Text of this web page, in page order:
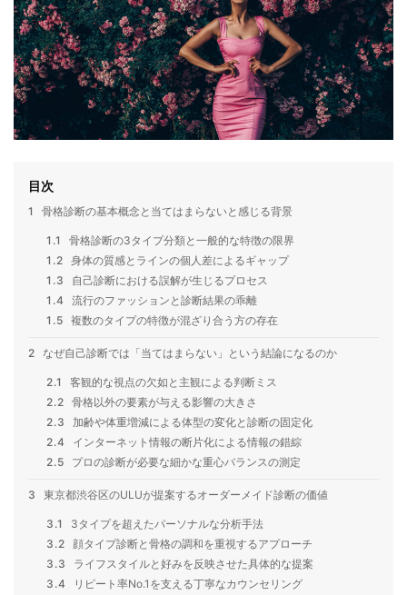
目次
1 骨格診断の基本概念と当てはまらないと感じる背景
1.1
骨格診断の3タイプ分類と一般的な特徴の限界
1.2 身体の質感とラインの個人差によるギャップ
1.3
自己診断における誤解が生じるプロセス
1.4
流行のファッションと診断結果の乖離
1.5 複数のタイプの特徴が混ざり合う方の存在
2 なぜ自己診断では「当てはまらない」という結論になるのか
2.1
客観的な視点の欠如と主観による判断ミス
2.2 骨格以外の要素が与える影響の大きさ
2.3
加齢や体重増減による体型の変化と診断の固定化
2.4
インターネット情報の断片化による情報の錯綜
2.5
プロの診断が必要な細かな重心バランスの測定
3 東京都渋谷区のULUが提案するオーダーメイド診断の価値
3.1
3タイプを超えたパーソナルな分析手法
3.2
顔タイプ診断と骨格の調和を重視するアプローチ
3.3
ライフスタイルと好みを反映させた具体的な提案
3.4
リピート率No.1を支える丁寧なカウンセリング